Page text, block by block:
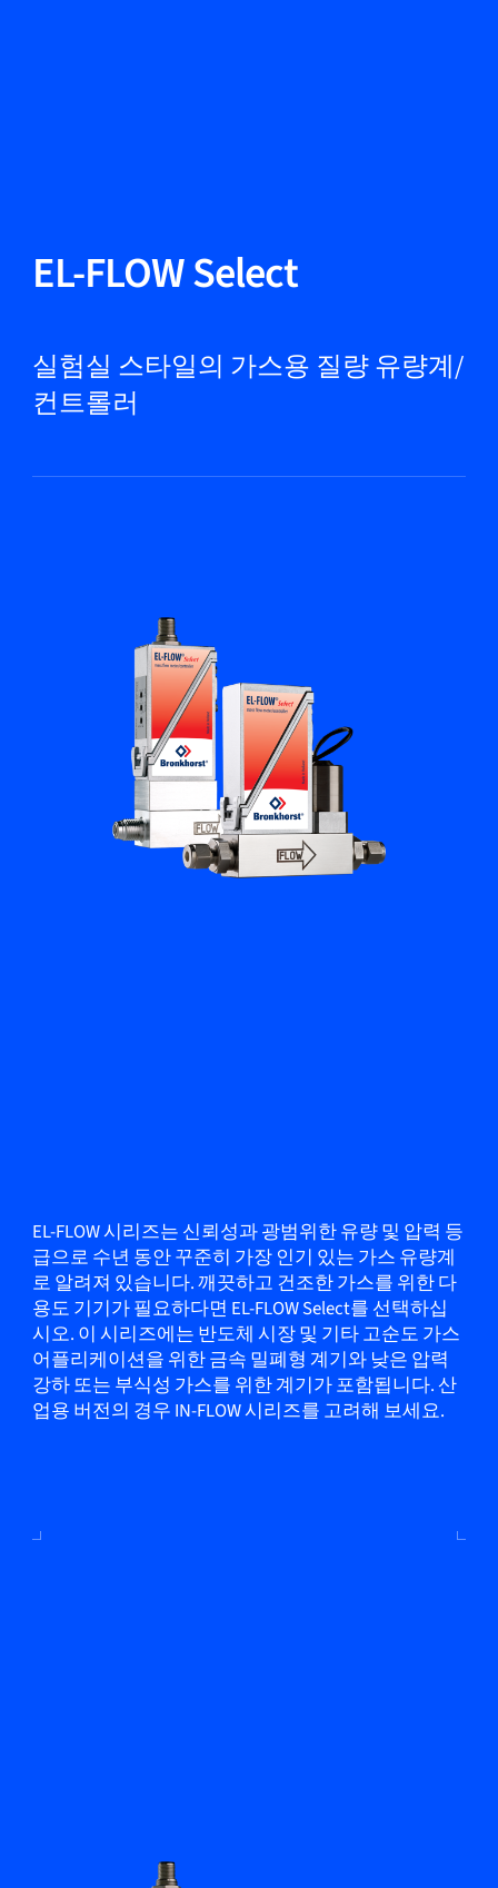
제품
마켓
Bronkhorst
EL-FLOW Select
실험실 스타일의 가스용 질량 유량계/
컨트롤러
EL-FLOW 시리즈는 신뢰성과 광범위한 유량 및 압력 등
급으로 수년 동안 꾸준히 가장 인기 있는 가스 유량계
로 알려져 있습니다. 깨끗하고 건조한 가스를 위한 다
용도 기기가 필요하다면 EL-FLOW Select를 선택하십
시오. 이 시리즈에는 반도체 시장 및 기타 고순도 가스
어플리케이션을 위한 금속 밀폐형 계기와 낮은 압력
강하 또는 부식성 가스를 위한 계기가 포함됩니다. 산
업용 버전의 경우 IN-FLOW 시리즈를 고려해 보세요.